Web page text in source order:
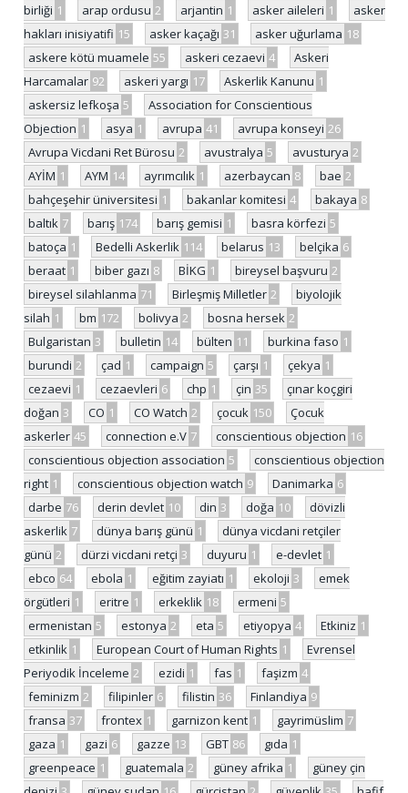
birliği 1 arap ordusu 2 arjantin 1 asker aileleri 1
asker
hakları inisiyatifi 15 asker kaçağı 31 asker uğurlama 18
askere kötü muamele 55 askeri cezaevi 4
Askeri
Harcamalar 92 askeri yargı 17 Askerlik Kanunu 1
askersiz lefkoşa 5
Association for Conscientious
Objection 1 asya 1 avrupa 41 avrupa konseyi 26
Avrupa Vicdani Ret Bürosu 2 avustralya 5 avusturya 2
AYİM 1 AYM 14 ayrımcılık 1 azerbaycan 8 bae 2
bahçeşehir üniversitesi 1 bakanlar komitesi 4 bakaya 8
baltık 7 barış 174 barış gemisi 1 basra körfezi 5
batoça 1 Bedelli Askerlik 114 belarus 13 belçika 6
beraat 1 biber gazı 8 BİKG 1 bireysel başvuru 2
bireysel silahlanma 71 Birleşmiş Milletler 2
biyolojik
silah 1 bm 172 bolivya 2 bosna hersek 2
Bulgaristan 3 bulletin 14 bülten 11 burkina faso 1
burundi 2 çad 1 campaign 5 çarşı 1 çekya 1
cezaevi 1 cezaevleri 6 chp 1 çin 35
çınar koçgiri
doğan 3 CO 1 CO Watch 2 çocuk 150
Çocuk
askerler 45 connection e.V 7 conscientious objection 16
conscientious objection association 5
conscientious objection
right 1 conscientious objection watch 9 Danimarka 6
darbe 76 derin devlet 10 din 3 doğa 10
dövizli
askerlik 7 dünya barış günü 1
dünya vicdani retçiler
günü 2 dürzi vicdani retçi 3 duyuru 1 e-devlet 1
ebco 64 ebola 1 eğitim zayiatı 1 ekoloji 3
emek
örgütleri 1 eritre 1 erkeklik 18 ermeni 5
ermenistan 5 estonya 2 eta 5 etiyopya 4 Etkiniz 1
etkinlik 1 European Court of Human Rights 1
Evrensel
Periyodik İnceleme 2 ezidi 1 fas 1 faşizm 4
feminizm 2 filipinler 6 filistin 36 Finlandiya 9
fransa 37 frontex 1 garnizon kent 1 gayrimüslim 7
gaza 1 gazi 6 gazze 13 GBT 86 gıda 1
greenpeace 1 guatemala 2 güney afrika 1
güney çin